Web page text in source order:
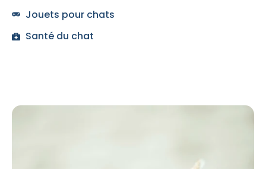
Jouets pour chats
Santé du chat